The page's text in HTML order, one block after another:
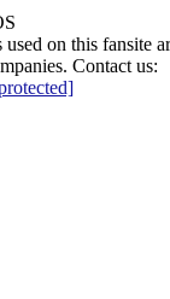
on this fansite
Contact us: